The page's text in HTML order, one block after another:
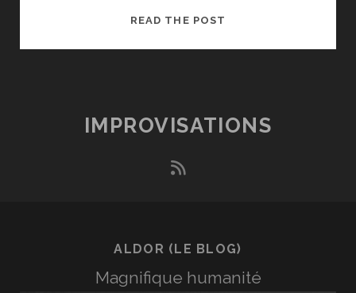
READ THE POST
N’AVEZ
CONSÉQUENT,
ÊTES
IMPROVISATIONS
rss
ALDOR (LE BLOG)
Magnifique humanité